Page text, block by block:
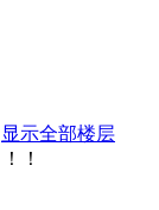
显示全部楼层
！